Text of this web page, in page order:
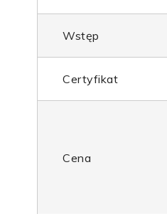
Wstęp
Certyfikat
Cena